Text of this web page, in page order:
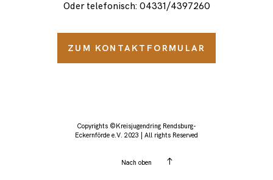
Oder telefonisch: 04331/4397260
ZUM KONTAKTFORMULAR
Copyrights ©Kreisjugendring Rendsburg-
Eckernförde e.V. 2023 | All rights Reserved
Nach oben